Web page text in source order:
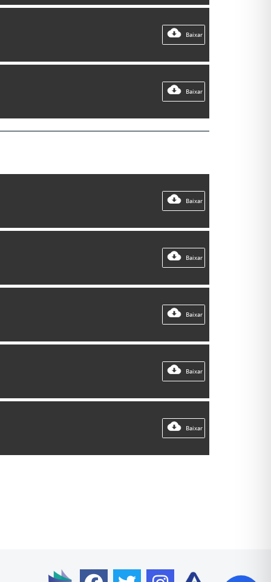
Baixar
Baixar
Baixar
Baixar
Baixar
Baixar
Baixar